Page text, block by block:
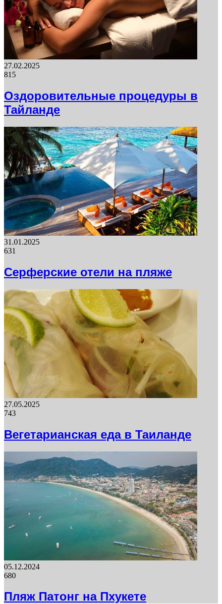
27.02.2025
815
Оздоровительные процедуры в
Тайланде
31.01.2025
631
Серферские отели на пляже
27.05.2025
743
Вегетарианская еда в Таиланде
05.12.2024
680
Пляж Патонг на Пхукете